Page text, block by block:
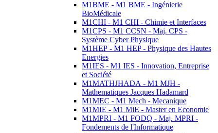
M1BME - M1 BME - Ingénierie
BioMédicale
M1CHI - M1 CHI - Chimie et Interfaces
M1CPS - M1 CCSN - Maj. CPS -
Système Cyber Physique
M1HEP - M1 HEP - Physique des Hautes
Energies
M1IES - M1 IES - Innovation, Entreprise
et Société
M1MATHJHADA - M1 MJH -
Mathematiques Jacques Hadamard
M1MEC - M1 Mech - Mecanique
M1MIE - M1 MiE - Master en Economie
M1MPRI - M1 FODQ - Maj. MPRI -
Fondements de l'Informatique